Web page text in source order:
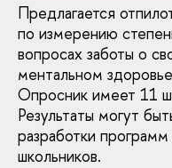
Предлагается
по измерению
вопросах заботы о
ментальном
Опросник имеет 11
Результаты могут
разработки
школьников.